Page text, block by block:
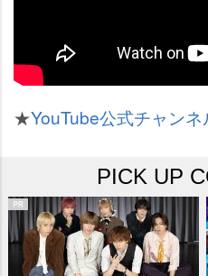
★YouTube公式チャンネ
PICK UP